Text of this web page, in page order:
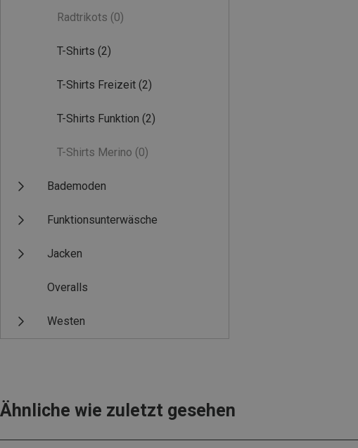
Radtrikots (0)
T-Shirts (2)
T-Shirts Freizeit (2)
T-Shirts Funktion (2)
T-Shirts Merino (0)
Bademoden
Funktionsunterwäsche
Jacken
Overalls
Westen
Ähnliche wie zuletzt gesehen